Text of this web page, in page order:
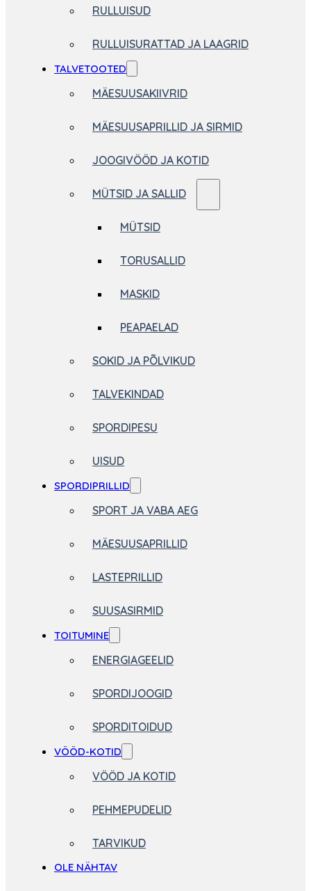
RULLUISUD
RULLUISURATTAD JA LAAGRID
TALVETOOTED
MÄESUUSAKIIVRID
MÄESUUSAPRILLID JA SIRMID
JOOGIVÖÖD JA KOTID
MÜTSID JA SALLID
MÜTSID
TORUSALLID
MASKID
PEAPAELAD
SOKID JA PÕLVIKUD
TALVEKINDAD
SPORDIPESU
UISUD
SPORDIPRILLID
SPORT JA VABA AEG
MÄESUUSAPRILLID
LASTEPRILLID
SUUSASIRMID
TOITUMINE
ENERGIAGEELID
SPORDIJOOGID
SPORDITOIDUD
VÖÖD-KOTID
VÖÖD JA KOTID
PEHMEPUDELID
TARVIKUD
OLE NÄHTAV